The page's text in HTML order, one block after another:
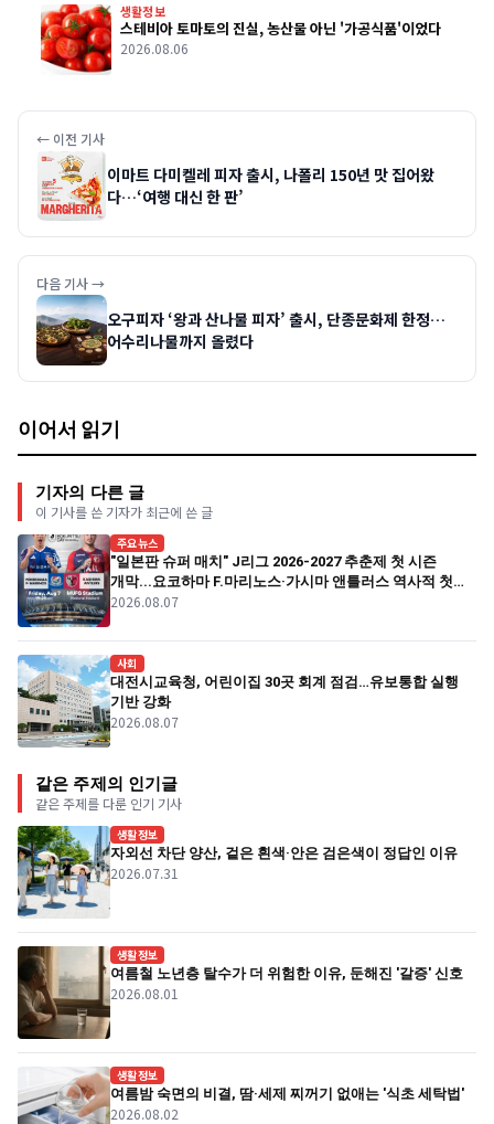
생활정보
스테비아 토마토의 진실, 농산물 아닌 '가공식품'이었다
2026.08.06
← 이전 기사
이마트 다미켈레 피자 출시, 나폴리 150년 맛 집어왔
다…‘여행 대신 한 판’
다음 기사 →
오구피자 ‘왕과 산나물 피자’ 출시, 단종문화제 한정…
어수리나물까지 올렸다
이어서 읽기
기자의 다른 글
이 기사를 쓴 기자가 최근에 쓴 글
주요뉴스
"일본판 슈퍼 매치" J리그 2026-2027 추춘제 첫 시즌
개막...요코하마 F.마리노스·가시마 앤틀러스 역사적 첫
경기
2026.08.07
사회
대전시교육청, 어린이집 30곳 회계 점검…유보통합 실행
기반 강화
2026.08.07
같은 주제의 인기글
같은 주제를 다룬 인기 기사
생활정보
자외선 차단 양산, 겉은 흰색·안은 검은색이 정답인 이유
2026.07.31
생활정보
여름철 노년층 탈수가 더 위험한 이유, 둔해진 '갈증' 신호
2026.08.01
생활정보
여름밤 숙면의 비결, 땀·세제 찌꺼기 없애는 '식초 세탁법'
2026.08.02